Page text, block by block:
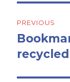
PREVIOUS
Previous
post: